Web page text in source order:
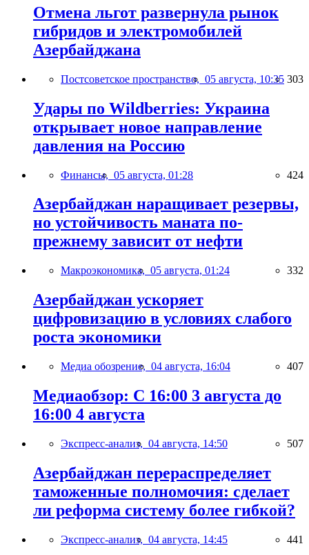
Отмена льгот развернула рынок
гибридов и электромобилей
Азербайджана
Постсоветское пространство, 05 августа, 10:35 303
Удары по Wildberries: Украина
открывает новое направление
давления на Россию
Финансы, 05 августа, 01:28 424
Азербайджан наращивает резервы,
но устойчивость маната по-
прежнему зависит от нефти
Макроэкономика, 05 августа, 01:24 332
Азербайджан ускоряет
цифровизацию в условиях слабого
роста экономики
Медиа обозрение, 04 августа, 16:04 407
Медиаобзор: С 16:00 3 августа до
16:00 4 августа
Экспресс-анализ, 04 августа, 14:50 507
Азербайджан перераспределяет
таможенные полномочия: сделает
ли реформа систему более гибкой?
Экспресс-анализ, 04 августа, 14:45 441